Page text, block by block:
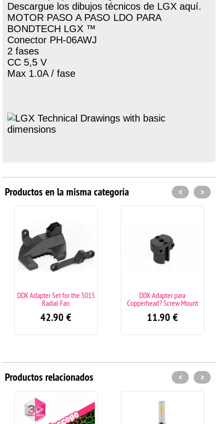
Descargue los dibujos técnicos de LGX aquí.
MOTOR PASO A PASO LDO PARA
BONDTECH LGX ™
Conector PH-06AWJ
2 fases
CC 5,5 V
Max 1.0A / fase
Productos en la misma categoría
DDX Adapter Set for the 5015
Radial Fan
42.90 €
DDX Adapter para
Copperhead? Screw Mount
11.90 €
< >
Productos relacionados < >